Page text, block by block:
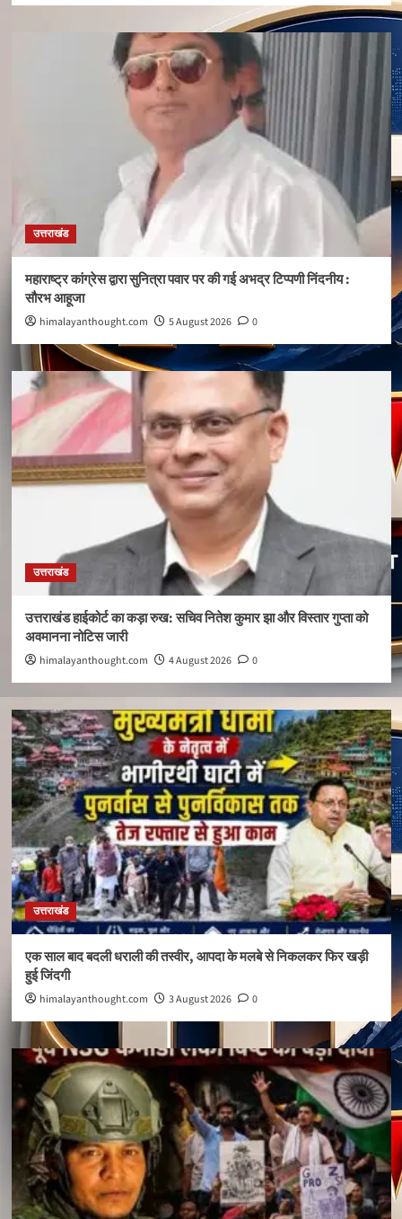
उत्तराखंड
महाराष्ट्र कांग्रेस द्वारा सुनित्रा पवार पर की गई अभद्र टिप्पणी निंदनीय :
सौरभ आहूजा
himalayanthought.com 5 August 2026 0
उत्तराखंड
उत्तराखंड हाईकोर्ट का कड़ा रुख: सचिव नितेश कुमार झा और विस्तार गुप्ता को
अवमानना नोटिस जारी
himalayanthought.com 4 August 2026 0
उत्तराखंड
एक साल बाद बदली धराली की तस्वीर, आपदा के मलबे से निकलकर फिर खड़ी
हुई जिंदगी
himalayanthought.com 3 August 2026 0